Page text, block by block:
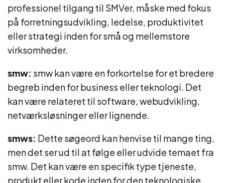
professionel tilgang til SMVer, måske med fokus
på forretningsudvikling, ledelse, produktivitet
eller strategi inden for små og mellemstore
virksomheder.
smw: smw kan være en forkortelse for et bredere
begreb inden for business eller teknologi. Det
kan være relateret til software, webudvikling,
netværksløsninger eller lignende.
smws: Dette søgeord kan henvise til mange ting,
men det ser ud til at følge eller udvide temaet fra
smw. Det kan være en specifik type tjeneste,
produkt eller kode inden for den teknologiske